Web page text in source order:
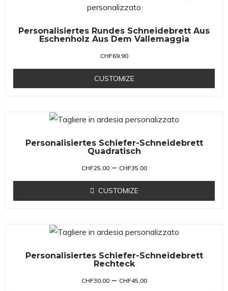
Personalisiertes Rundes Schneidebrett Aus
Eschenholz Aus Dem Vallemaggia
CHF69.90
CUSTOMIZE
Personalisiertes Schiefer-Schneidebrett
Quadratisch
CHF25.00 – CHF35.00
CUSTOMIZE
Personalisiertes Schiefer-Schneidebrett
Rechteck
CHF30.00 – CHF45.00